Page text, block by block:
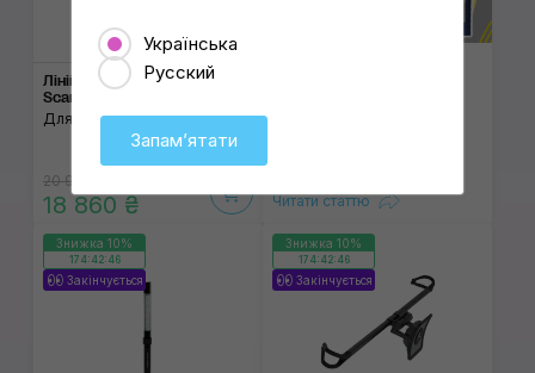
Лінійний світильник
Scangrip Line Light 2 Post
Для двох машиномісць
20 960 ₴
18 860 ₴ Читати статтю
Знижка 10%
174:42:46
Закінчується
Знижка 10%
174:42:46
Закінчується
Українська
Русский
Запамʼятати